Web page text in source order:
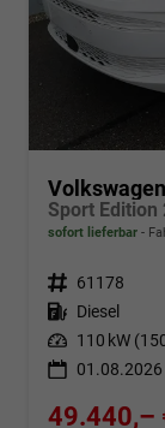
Sport Edition
sofort lieferbar
Fahrzeugnr. 61178
Kraftstoff Diesel
Leistung 110 kW
01.08.2026
49.440,–